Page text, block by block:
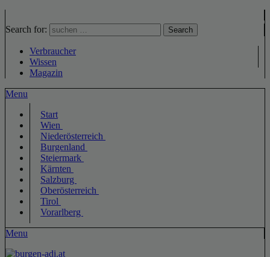
Search for: Search
Verbraucher
Wissen
Magazin
Menu
Start
Wien
Niederösterreich
Burgenland
Steiermark
Kärnten
Salzburg
Oberösterreich
Tirol
Vorarlberg
Menu